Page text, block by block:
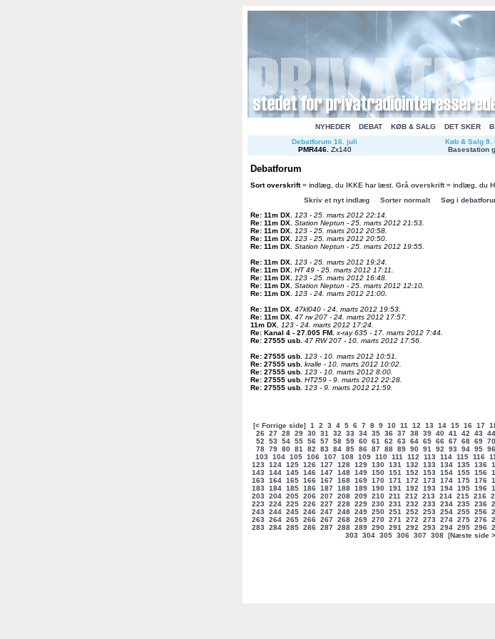
NYHEDER DEBAT KØB & SALG DET SKER
Debatforum 16. juli
PMR446. Zx140
Køb & Salg 9.
Basestation
Debatforum
Sort overskrift= indlæg, du IKKE har læst. Grå overskrift= indlæg, du
Skriv et nyt indlæg
Sorter normalt Søg i
Re: 11m DX
123 - 25. marts 2012 22:14.
Re: 11m DX Station Neptun - 25. marts 2012 21:53.
Re: 11m DX
123 - 25. marts 2012 20:58.
Re: 11m DX
123 - 25. marts 2012 20:50.
Re: 11m DX Station Neptun - 25. marts 2012 19:55.
Re: 11m DX
123 - 25. marts 2012 19:24.
Re: 11m DX HT 49 - 25. marts 2012 17:11.
Re: 11m DX
123 - 25. marts 2012 16:48.
Re: 11m DX Station Neptun - 25. marts 2012 12:10.
Re: 11m DX
123 - 24. marts 2012 21:00.
Re: 11m DX 47kl040 - 24. marts 2012 19:53.
Re: 11m DX 47 rw 207 - 24. marts 2012 17:57.
11m DX
123 - 24. marts 2012 17:24.
Re: Kanal 4 - 27.005 FM x-ray 635 - 17. marts 2012 7:44.
Re: 27555 usb 47 RW 207 - 10. marts 2012 17:56.
Re: 27555 usb
123 - 10. marts 2012 10:51.
Re: 27555 usb kralle - 10. marts 2012 10:02.
Re: 27555 usb
123 - 10. marts 2012 8:00.
Re: 27555 usb HT259 - 9. marts 2012 22:28.
Re: 27555 usb
123 - 9. marts 2012 21:59.
[< Forrige side] 1 2 3 4 5 6 7 8 9 10 11 12 13 14 15 16 17
26 27 28 29 30 31 32 33 34 35 36 37 38 39 40 41 42 43 44
52
53 54 55 56 57 58 59 60 61 62 63 64 65 66 67 68 69 70
78 79 80 81 82 83 84 85 86 87 88 89 90 91 92 93 94 95 96
103
104 105 106 107 108 109 110 111 112 113 114 115 116
123
124 125 126 127 128 129 130 131 132 133 134 135 136
143
144 145 146 147 148 149 150 151 152 153 154 155 156
163
164 165 166 167 168 169 170 171 172 173 174 175 176
183
184 185 186 187 188 189 190 191 192 193 194 195 196
203
204 205 206 207 208 209 210 211 212 213 214 215 216
223
224 225 226 227 228 229 230 231 232 233 234 235 236
243
244 245 246 247 248 249 250 251 252 253 254 255 256
263
264 265 266 267 268 269 270 271 272 273 274 275 276
283
284 285 286 287 288 289 290 291 292 293 294 295 296
303
304 305 306 307 308 [Næste side >